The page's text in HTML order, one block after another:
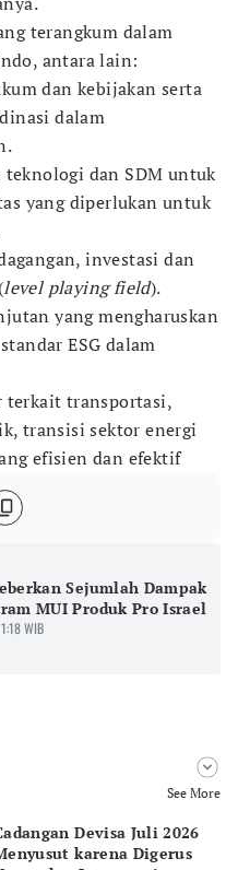
terangkum dalam
antara lain:
dan kebijakan serta
dalam
dan SDM untuk
yang diperlukan untuk
investasi dan
level playing field).
yang mengharuskan
ESG dalam
terkait transportasi,
transisi sektor energi
efisien dan efektif
Sejumlah Dampak
MUI Produk Pro Israel
WIB
See More
Devisa Juli 2026
karena Digerus